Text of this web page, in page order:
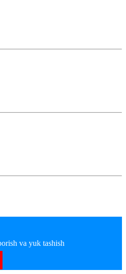
va yuk tashish